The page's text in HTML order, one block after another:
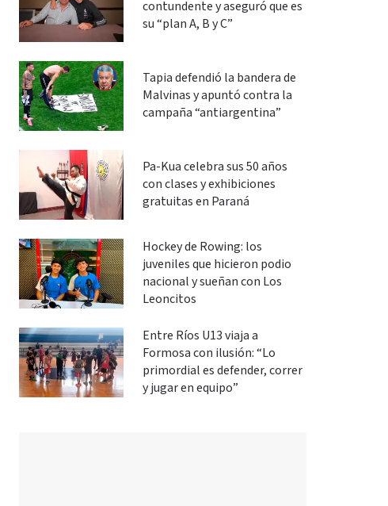
contundente y aseguró que es
su “plan A, B y C”
Tapia defendió la bandera de
Malvinas y apuntó contra la
campaña “antiargentina”
Pa-Kua celebra sus 50 años
con clases y exhibiciones
gratuitas en Paraná
Hockey de Rowing: los
juveniles que hicieron podio
nacional y sueñan con Los
Leoncitos
Entre Ríos U13 viaja a
Formosa con ilusión: “Lo
primordial es defender, correr
y jugar en equipo”